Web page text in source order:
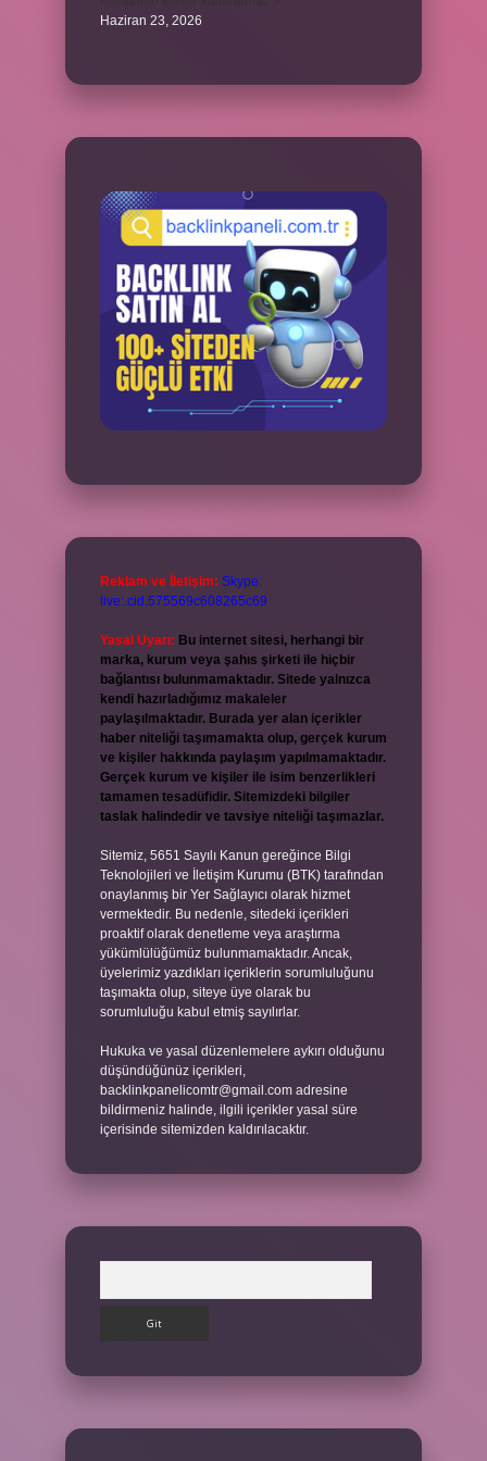
Haziran 23, 2026
Reklam ve İletişim: Skype:
live:.cid.575569c608265c69
Yasal Uyarı: Bu internet sitesi, herhangi bir
marka, kurum veya şahıs şirketi ile hiçbir
bağlantısı bulunmamaktadır. Sitede yalnızca
kendi hazırladığımız makaleler
paylaşılmaktadır. Burada yer alan içerikler
haber niteliği taşımamakta olup, gerçek kurum
ve kişiler hakkında paylaşım yapılmamaktadır.
Gerçek kurum ve kişiler ile isim benzerlikleri
tamamen tesadüfidir. Sitemizdeki bilgiler
taslak halindedir ve tavsiye niteliği taşımazlar.
Sitemiz, 5651 Sayılı Kanun gereğince Bilgi
Teknolojileri ve İletişim Kurumu (BTK) tarafından
onaylanmış bir Yer Sağlayıcı olarak hizmet
vermektedir. Bu nedenle, sitedeki içerikleri
proaktif olarak denetleme veya araştırma
yükümlülüğümüz bulunmamaktadır. Ancak,
üyelerimiz yazdıkları içeriklerin sorumluluğunu
taşımakta olup, siteye üye olarak bu
sorumluluğu kabul etmiş sayılırlar.
Hukuka ve yasal düzenlemelere aykırı olduğunu
düşündüğünüz içerikleri,
backlinkpanelicomtr@gmail.com adresine
bildirmeniz halinde, ilgili içerikler yasal süre
içerisinde sitemizden kaldırılacaktır.